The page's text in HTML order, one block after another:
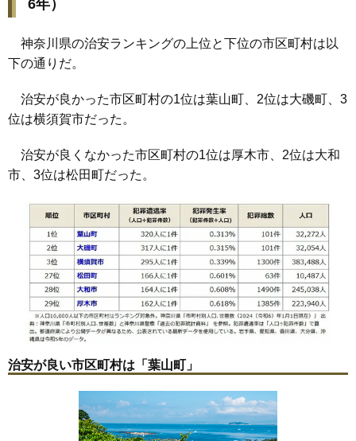
6年）
神奈川県の治安ランキングの上位と下位の市区町村は以
下の通りだ。
治安が良かった市区町村の1位は葉山町、2位は大磯町、3
位は横須賀市だった。
治安が良くなかった市区町村の1位は厚木市、2位は大和
市、3位は松田町だった。
治安が良い市区町村は「葉山町」